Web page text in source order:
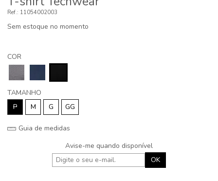
11054002003
Sem estoque no momento
COR
TAMANHO
P
M G GG
Guia de medidas
Avise-me quando disponível
OK